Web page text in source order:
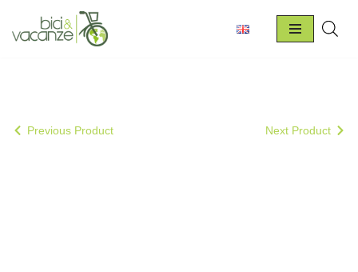
Vai
Previous Product Next Product